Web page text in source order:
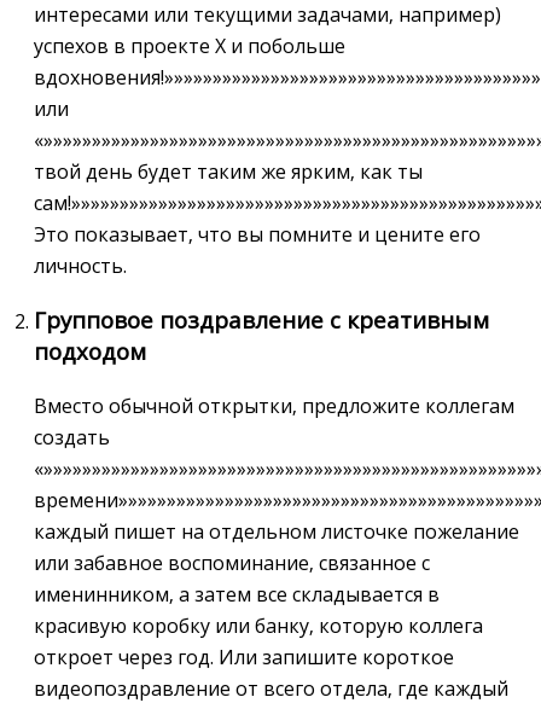
интересами или текущими задачами‚ например)
успехов в проекте X и побольше
или
твой день будет таким же ярким‚ как ты
Это показывает‚ что вы помните и цените его
личность.
Групповое поздравление с креативным
подходом
Вместо обычной открытки‚ предложите коллегам
создать
каждый пишет на отдельном листочке пожелание
или забавное воспоминание‚ связанное с
именинником‚ а затем все складывается в
красивую коробку или банку‚ которую коллега
откроет через год. Или запишите короткое
видеопоздравление от всего отдела‚ где каждый